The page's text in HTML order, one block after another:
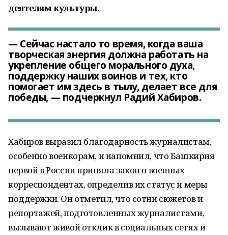
деятелям культуры.
— Сейчас настало то время, когда ваша
творческая энергия должна работать на
укрепление общего морального духа,
поддержку наших воинов и тех, кто
помогает им здесь в тылу, делает все для
победы, — подчеркнул Радий Хабиров.
Хабиров выразил благодарность журналистам,
особенно военкорам, и напомнил, что Башкирия
первой в России приняла закон о военных
корреспондентах, определив их статус и меры
поддержки. Он отметил, что сотни сюжетов и
репортажей, подготовленных журналистами,
вызывают живой отклик в социальных сетях и